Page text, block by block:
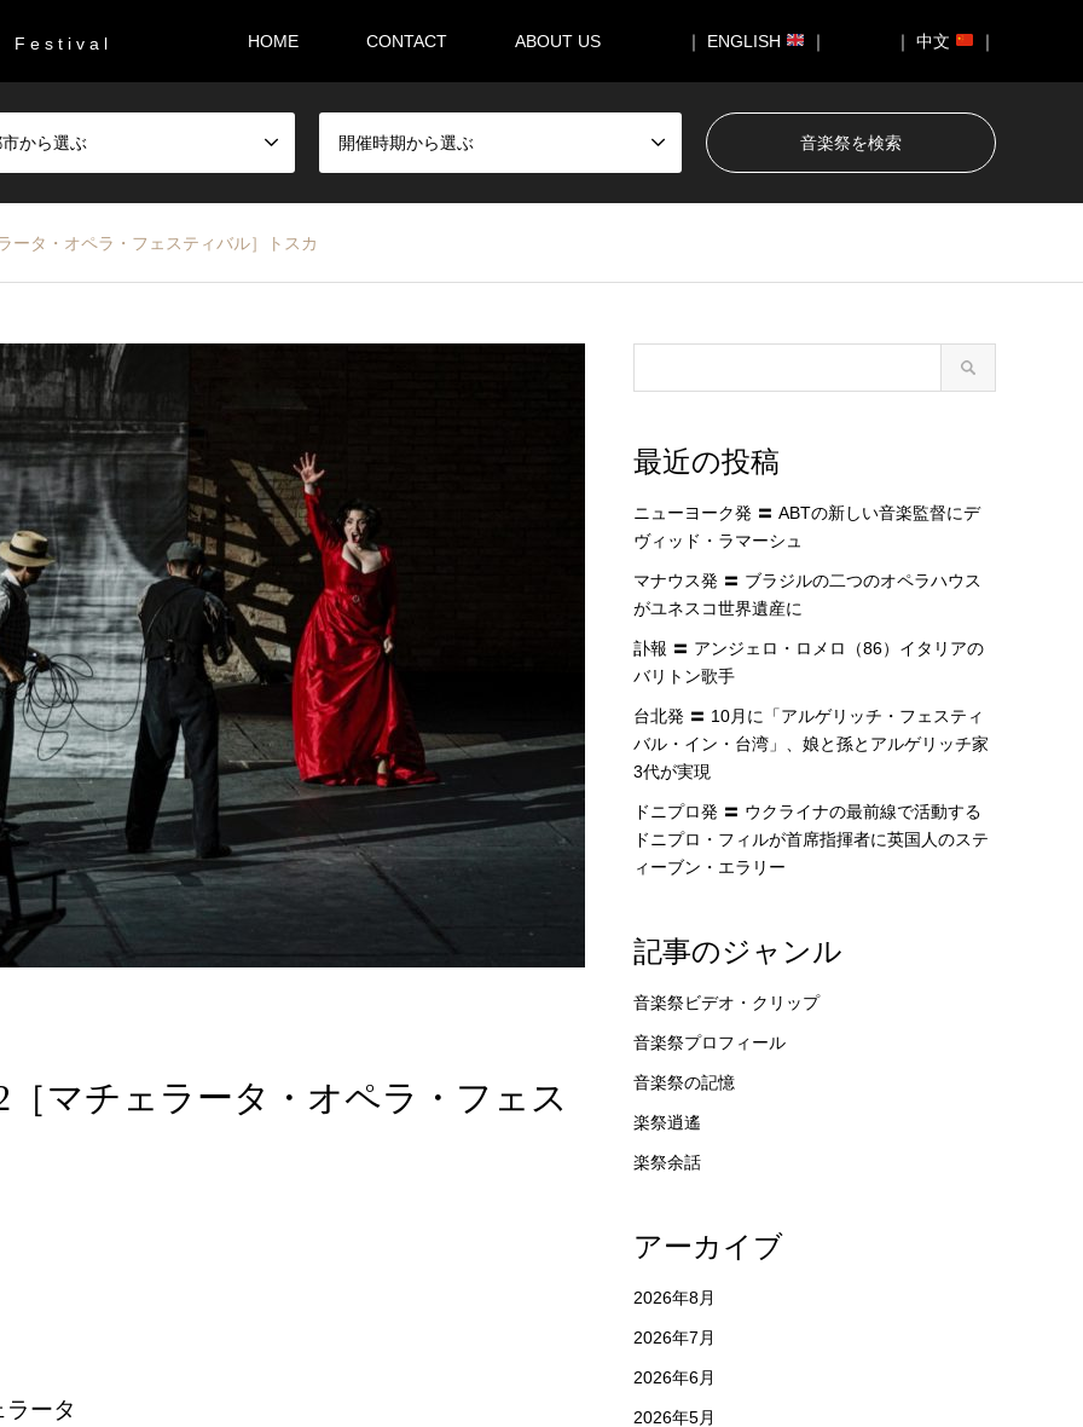
e s t i v a l HOME CONTACT ABOUT US ｜ ENGLISH ｜ ｜ 中文 ｜
から選ぶ 開催時期から選ぶ
ータ・オペラ・フェスティバル］トスカ
［マチェラータ・オペラ・フェス
ータ
最近の投稿
ニューヨーク発 〓 ABTの新しい音楽監督にデ
ヴィッド・ラマーシュ
マナウス発 〓 ブラジルの二つのオペラハウス
がユネスコ世界遺産に
訃報 〓 アンジェロ・ロメロ（86）イタリアの
バリトン歌手
台北発 〓 10月に「アルゲリッチ・フェスティ
バル・イン・台湾」、娘と孫とアルゲリッチ家
3代が実現
ドニプロ発 〓 ウクライナの最前線で活動する
ドニプロ・フィルが首席指揮者に英国人のステ
ィーブン・エラリー
記事のジャンル
音楽祭ビデオ・クリップ
音楽祭プロフィール
音楽祭の記憶
楽祭逍遙
楽祭余話
アーカイブ
2026年8月
2026年7月
2026年6月
2026年5月